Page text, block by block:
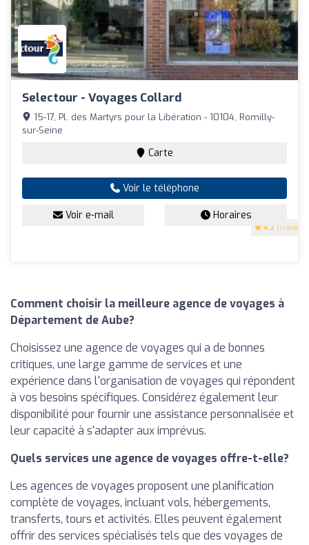
Selectour - Voyages Collard
4.2 (11 avis)
15-17, Pl. des Martyrs pour la Libération - 10104, Romilly-
sur-Seine
Carte
Voir le téléphone
Voir e-mail Horaires
Comment choisir la meilleure agence de voyages à
Département de Aube?
Choisissez une agence de voyages qui a de bonnes
critiques, une large gamme de services et une
expérience dans l'organisation de voyages qui répondent
à vos besoins spécifiques. Considérez également leur
disponibilité pour fournir une assistance personnalisée et
leur capacité à s'adapter aux imprévus.
Quels services une agence de voyages offre-t-elle?
Les agences de voyages proposent une planification
complète de voyages, incluant vols, hébergements,
transferts, tours et activités. Elles peuvent également
offrir des services spécialisés tels que des voyages de